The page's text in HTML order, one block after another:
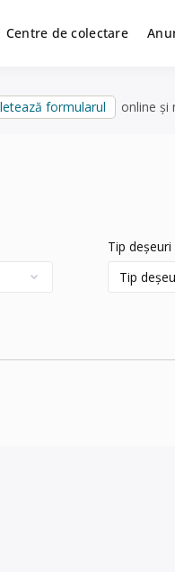
Centre de colectare
formularul online și
Tip deșeuri